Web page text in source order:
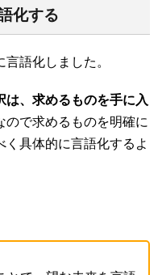
化する
語化しました。
は、求めるものを手に入
ので求めるものを明確に
具体的に言語化するよ